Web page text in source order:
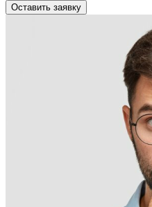
Оставить заявку